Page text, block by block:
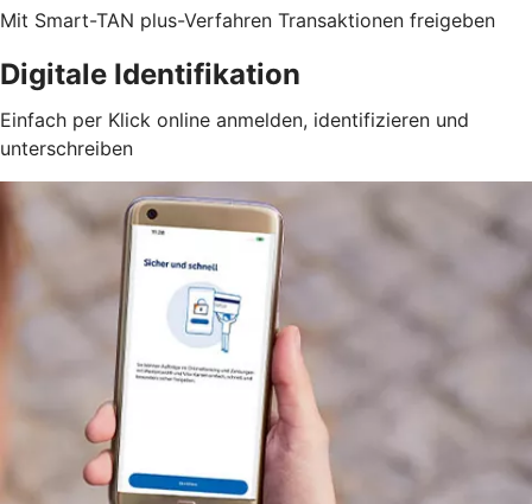
Mit Smart-TAN plus-Verfahren Transaktionen freigeben
Digitale Identifikation
Einfach per Klick online anmelden, identifizieren und
unterschreiben